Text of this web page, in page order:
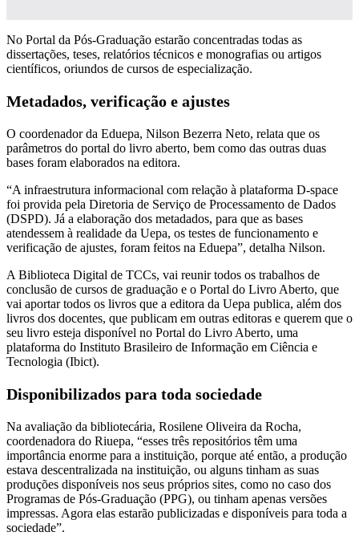
No Portal da Pós-Graduação estarão concentradas todas as
dissertações, teses, relatórios técnicos e monografias ou artigos
científicos, oriundos de cursos de especialização.
Metadados, verificação e ajustes
O coordenador da Eduepa, Nilson Bezerra Neto, relata que os
parâmetros do portal do livro aberto, bem como das outras duas
bases foram elaborados na editora.
“A infraestrutura informacional com relação à plataforma D-space
foi provida pela Diretoria de Serviço de Processamento de Dados
(DSPD). Já a elaboração dos metadados, para que as bases
atendessem à realidade da Uepa, os testes de funcionamento e
verificação de ajustes, foram feitos na Eduepa”, detalha Nilson.
A Biblioteca Digital de TCCs, vai reunir todos os trabalhos de
conclusão de cursos de graduação e o Portal do Livro Aberto, que
vai aportar todos os livros que a editora da Uepa publica, além dos
livros dos docentes, que publicam em outras editoras e querem que o
seu livro esteja disponível no Portal do Livro Aberto, uma
plataforma do Instituto Brasileiro de Informação em Ciência e
Tecnologia (Ibict).
Disponibilizados para toda sociedade
Na avaliação da bibliotecária, Rosilene Oliveira da Rocha,
coordenadora do Riuepa, “esses três repositórios têm uma
importância enorme para a instituição, porque até então, a produção
estava descentralizada na instituição, ou alguns tinham as suas
produções disponíveis nos seus próprios sites, como no caso dos
Programas de Pós-Graduação (PPG), ou tinham apenas versões
impressas. Agora elas estarão publicizadas e disponíveis para toda a
sociedade”.